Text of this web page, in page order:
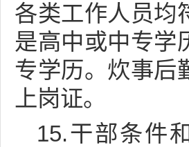
各类工作人员均
是高中或中专学
专学历。炊事后
上岗证。
15.干部条件